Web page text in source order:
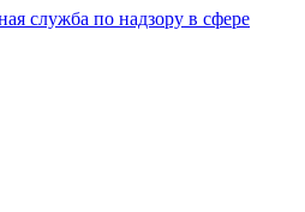
служба по надзору в сфере